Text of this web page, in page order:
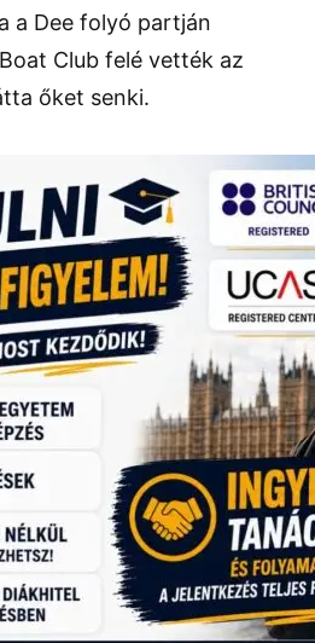
a Dee folyó partján
Club felé vették az
őket senki.